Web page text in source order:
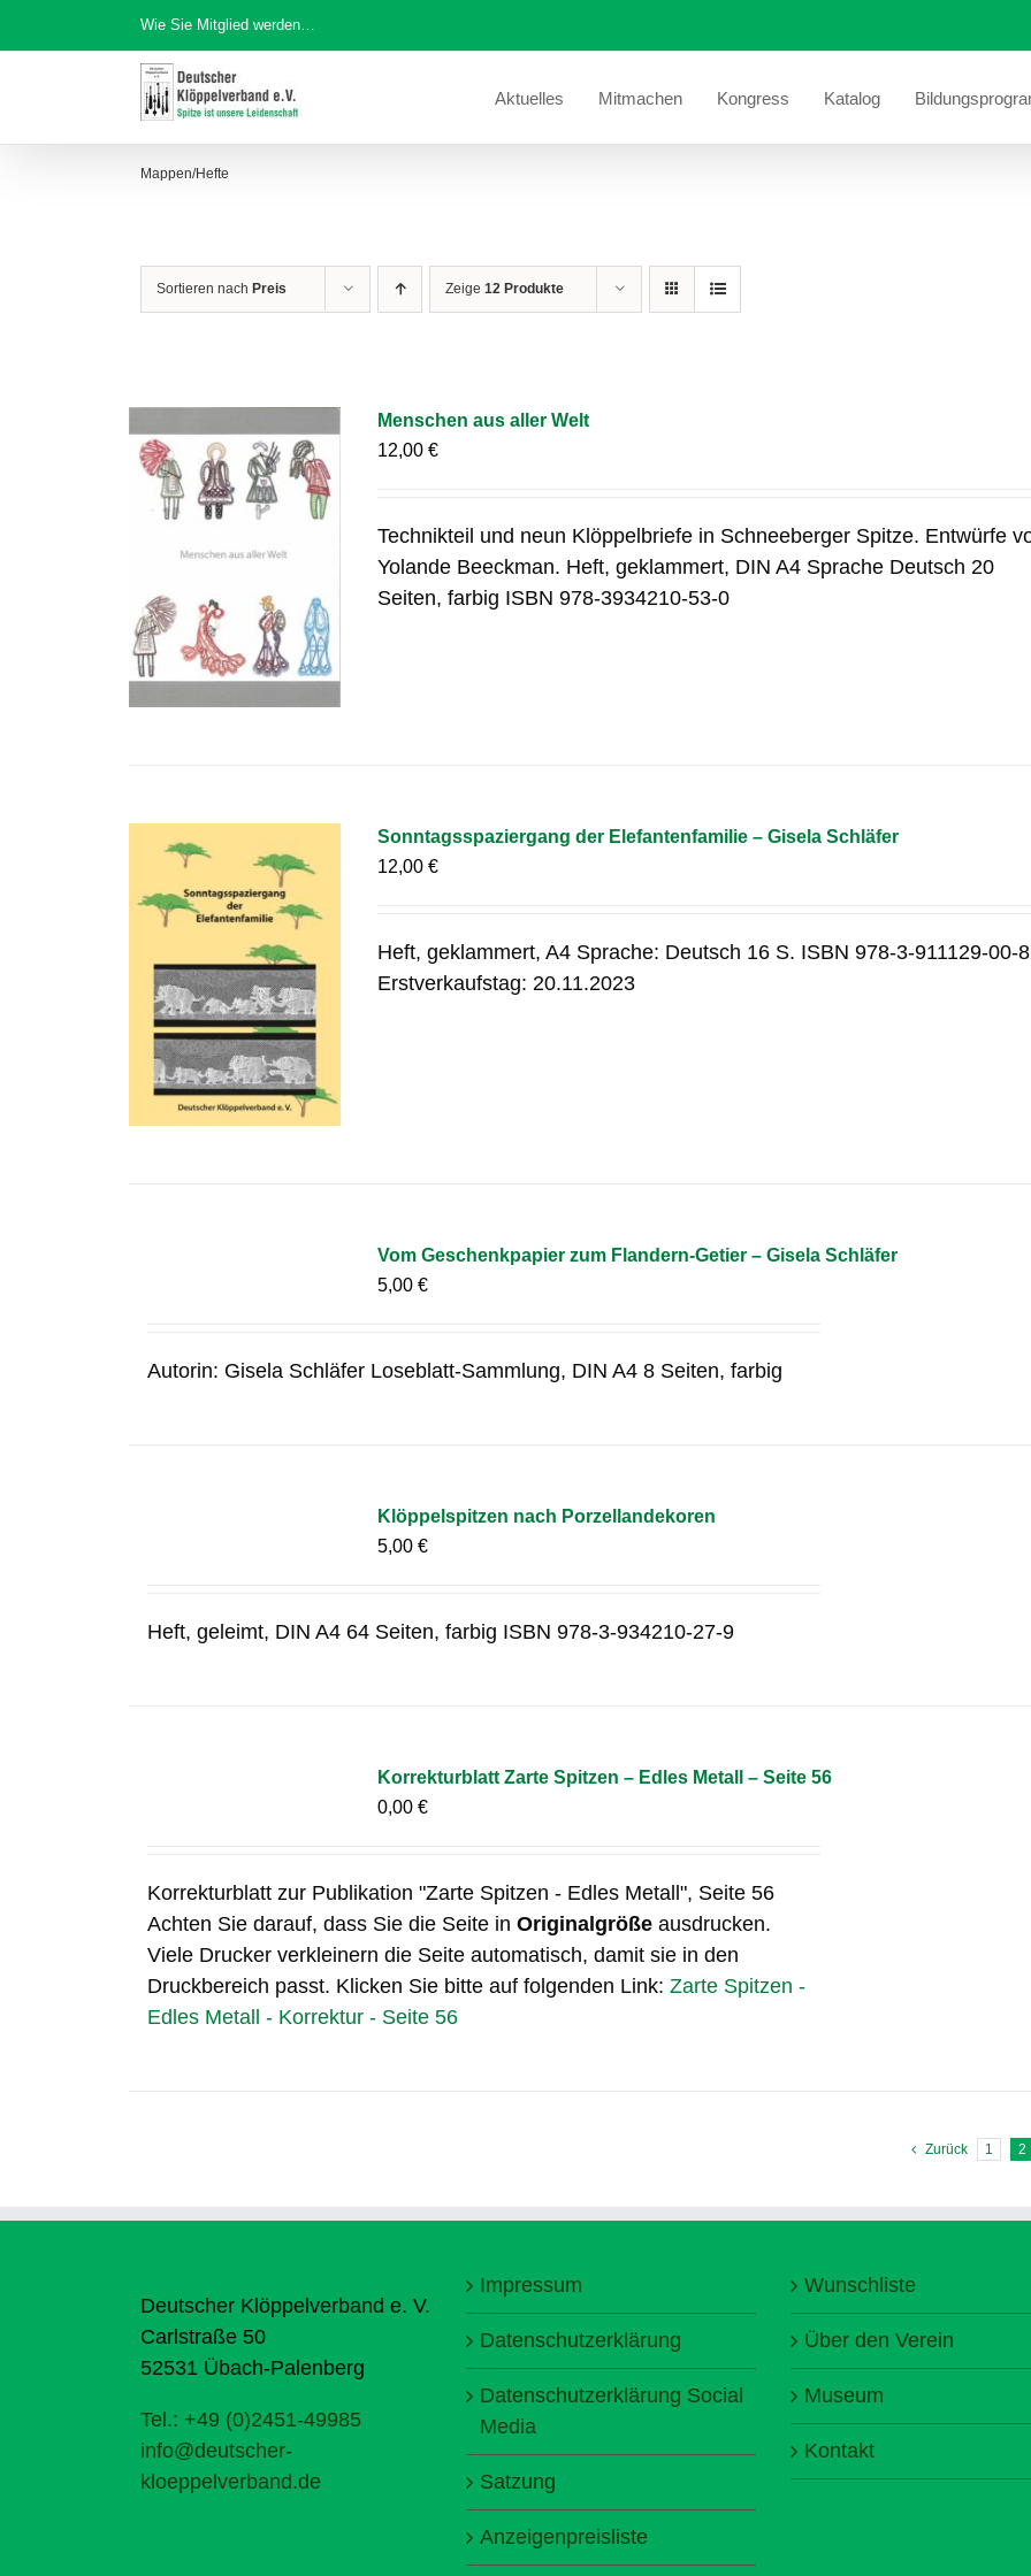
Inhalt
Wie Sie Mitglied werden…
Aktuelles Mitmachen Kongress Katalog
Mappen/Hefte
Sortieren nach Preis Zeige 12 Produkte
Menschen aus aller Welt
12,00€
Technikteil und neun Klöppelbriefe in Schneeberger Spitze. Entwürfe
Yolande Beeckman. Heft, geklammert, DIN A4 Sprache Deutsch 20
Seiten, farbig ISBN 978-3934210-53-0
Sonntagsspaziergang der Elefantenfamilie – Gisela Schläfer
12,00€
Heft, geklammert, A4 Sprache: Deutsch 16 S. ISBN 978-3-911129-00-8
Erstverkaufstag: 20.11.2023
Vom Geschenkpapier zum Flandern-Getier – Gisela Schläfer
5,00€
Autorin: Gisela Schläfer Loseblatt-Sammlung, DIN A4 8 Seiten, farbig
Klöppelspitzen nach Porzellandekoren
5,00€
Heft, geleimt, DIN A4 64 Seiten, farbig ISBN 978-3-934210-27-9
Korrekturblatt Zarte Spitzen – Edles Metall – Seite 56
0,00€
Korrekturblatt zur Publikation "Zarte Spitzen - Edles Metall", Seite 56
Achten Sie darauf, dass Sie die Seite inOriginalgröße ausdrucken.
Viele Drucker verkleinern die Seite automatisch, damit sie in den
Druckbereich passt. Klicken Sie bitte auf folgenden Link:Zarte Spitzen -
Edles Metall - Korrektur - Seite 56
Zurück 1 2
Deutscher Klöppelverband e. V.
Carlstraße 50
52531 Übach-Palenberg
Tel.: +49 (0)2451-49985
info@deutscher-
kloeppelverband.de
Impressum
Datenschutzerklärung
Datenschutzerklärung Social
Media
Satzung
Anzeigenpreisliste
Wunschliste
Über den Verein
Museum
Kontakt